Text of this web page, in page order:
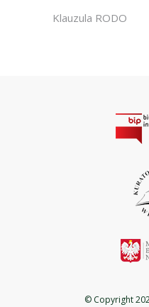
Klauzula RODO
© Copyright